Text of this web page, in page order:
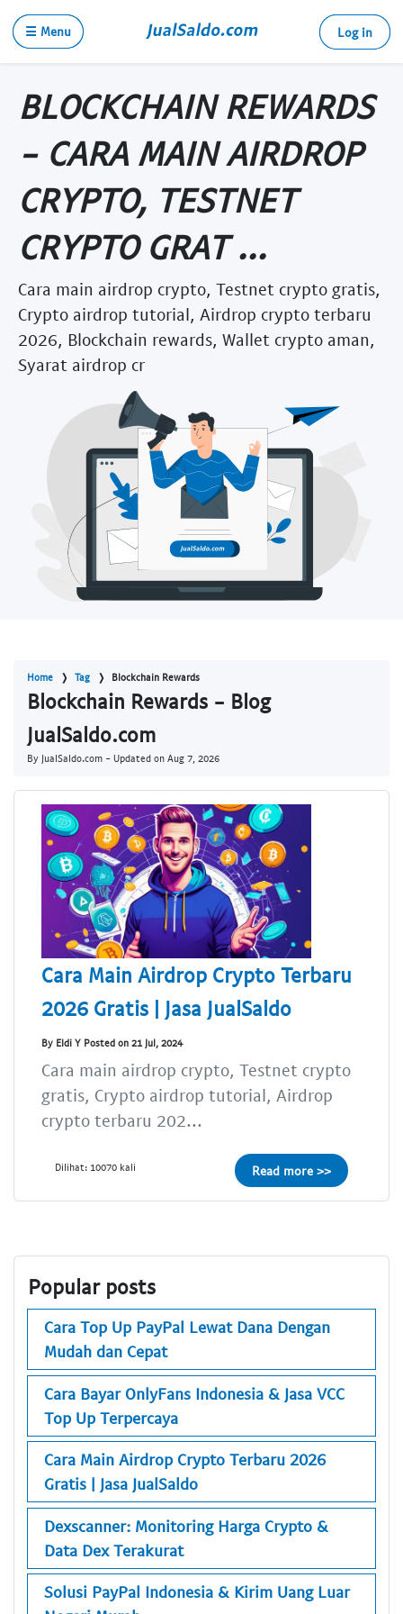
☰ Menu Log in
BLOCKCHAIN REWARDS
- CARA MAIN AIRDROP
CRYPTO, TESTNET
CRYPTO GRAT ...
Cara main airdrop crypto, Testnet crypto gratis,
Crypto airdrop tutorial, Airdrop crypto terbaru
2026, Blockchain rewards, Wallet crypto aman,
Syarat airdrop cr
Home Tag Blockchain Rewards
Blockchain Rewards - Blog
JualSaldo.com
By JualSaldo.com - Updated on Aug 7, 2026
Cara Main Airdrop Crypto Terbaru
2026 Gratis | Jasa JualSaldo
By Eldi Y Posted on 21 Jul, 2024
Cara main airdrop crypto, Testnet crypto
gratis, Crypto airdrop tutorial, Airdrop
crypto terbaru 202...
Dilihat: 10070 kali Read more >>
Popular posts
Cara Top Up PayPal Lewat Dana Dengan
Mudah dan Cepat
Cara Bayar OnlyFans Indonesia & Jasa VCC
Top Up Terpercaya
Cara Main Airdrop Crypto Terbaru 2026
Gratis | Jasa JualSaldo
Dexscanner: Monitoring Harga Crypto &
Data Dex Terakurat
Solusi PayPal Indonesia & Kirim Uang Luar